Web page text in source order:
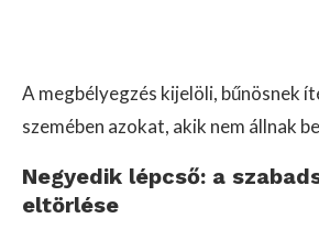
A megbélyegzés kijelöli, bűnösnek
szemében azokat, akik nem állnak
Negyedik lépcső: a
eltörlése